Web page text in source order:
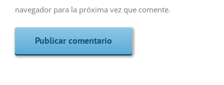
navegador para la próxima vez que comente.